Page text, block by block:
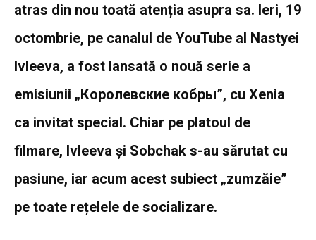
atras din nou toată atenția asupra sa. Ieri, 19
octombrie, pe canalul de YouTube al Nastyei
Ivleeva, a fost lansată o nouă serie a
emisiunii „Королевские кобры”, cu Xenia
ca invitat special. Chiar pe platoul de
filmare, Ivleeva și Sobchak s-au sărutat cu
pasiune, iar acum acest subiect „zumzăie”
pe toate rețelele de socializare.